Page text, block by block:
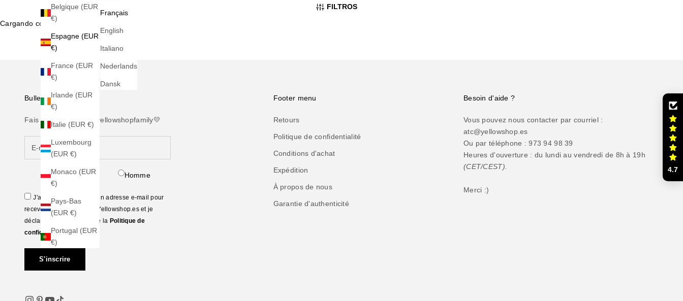
Belgique (EUR
€)
Espagne (EUR
€)
France (EUR
€)
Irlande (EUR
€)
Italie (EUR €)
Luxembourg
(EUR €)
Monaco (EUR
€)
Pays-Bas
(EUR €)
Portugal (EUR
€)
Français
English
Italiano
Nederlands
Dansk
FILTROS
Cargando contenido...
Bulletin d'information
Fais partie de notre #yellowshopfamily💛
Femme Homme
J'accepte de fournir mon adresse e-mail pour
recevoir la newsletter de Yellowshop.es et je
déclare avoir lu et accepté la Politique de
confidentialité
S'inscrire
Footer menu
Retours
Politique de confidentialité
Conditions d'achat
Expédition
À propos de nous
Garantie d'authenticité
Besoin d'aide ?
Vous pouvez nous contacter par courriel :
atc@yellowshop.es
Ou par téléphone : 973 94 98 39
Heures d'ouverture : du lundi au vendredi de 8h à 19h
(CET/CEST).
Merci :)
4.7